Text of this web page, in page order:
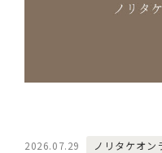
2026.07.29 ノリタケオン